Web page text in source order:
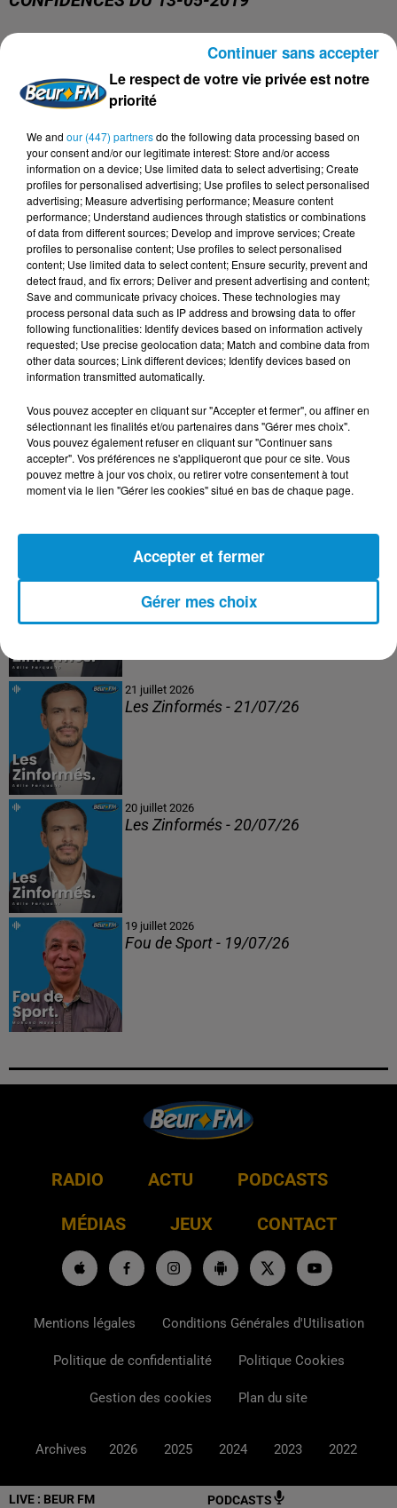
LIVE : BEUR FM PODCASTS
DERNIERS PODCASTS
24 juillet 2026
Les Zinformés - 24/07/26
23 juillet 2026
Les Zinformés - 23/07/26
21 juillet 2026
Les Zinformés - 21/07/26
20 juillet 2026
Les Zinformés - 20/07/26
19 juillet 2026
Fou de Sport - 19/07/26
RADIO ACTU PODCASTS
MÉDIAS JEUX CONTACT
Mentions légales Conditions Générales d'Utilisation
Politique de confidentialité Politique Cookies
Gestion des cookies Plan du site
Archives 2026 2025 2024 2023 2022
Le respect de votre vie privée est notre
priorité
We and our (447) partnersdo the following data processing based on
your consent and/or our legitimate interest: Store and/or access
information on a device; Use limited data to select advertising; Create
profiles for personalised advertising; Use profiles to select personalised
advertising; Measure advertising performance; Measure content
performance; Understand audiences through statistics or combinations
of data from different sources; Develop and improve services; Create
profiles to personalise content; Use profiles to select personalised
content; Use limited data to select content; Ensure security, prevent and
detect fraud, and fix errors; Deliver and present advertising and content;
Save and communicate privacy choices. These technologies may
process personal data such as IP address and browsing data to offer
following functionalities: Identify devices based on information actively
requested; Use precise geolocation data; Match and combine data from
other data sources; Link different devices; Identify devices based on
information transmitted automatically.
Vous pouvez accepter en cliquant sur "Accepter et fermer", ou affiner en
sélectionnant les finalités et/ou partenaires dans "Gérer mes choix".
Vous pouvez également refuser en cliquant sur "Continuer sans
accepter". Vos préférences ne s'appliqueront que pour ce site. Vous
pouvez mettre à jour vos choix, ou retirer votre consentement à tout
moment via le lien "Gérer les cookies" situé en bas de chaque page.
Gérer mes choix
Accepter et fermer
Continuer sans accepter